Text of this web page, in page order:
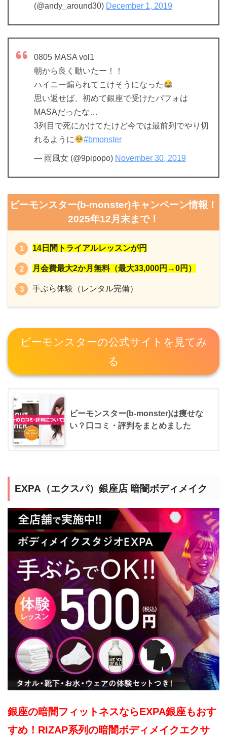
(@andy_around30) December 1, 2019
0805 MASA vol1
朝から良く動いたー！！
ハイニー煽られてこけそうになった
思い返せば、初めて銀座で受けたパフォは
MASAだったな…
3列目で死にかけてたけど今では最前列でやり切
れるように
#bmonster
— 雨風女 (@9pipopo) November 30, 2019
ビーモンスター(b-monster)キャンペーン情報！
2025年12月末まで！
14日間トライアルレッスンが円
月会費最大2か月無料（最大33,000円→0円）
手ぶら体験（レンタル完備）
ビーモンスターの公式サイトを見てみ
る
ビーモンスター(b-monster)は痩せな
い？口コミ・評判をまとめました
EXPA（エクスパ）銀座店 暗闇ボディメイク
銀座の暗闇フィットネスならEXPA銀座もおす
すめ！RIZAP系列の暗闇ボディメイクエクサ